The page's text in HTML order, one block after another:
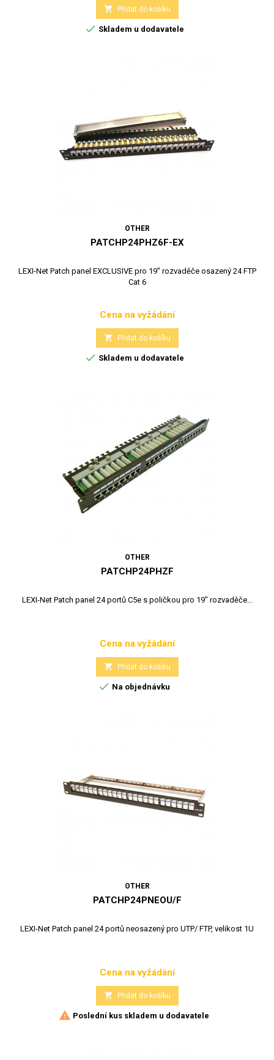
 Přidat do košíku
 Skladem u dodavatele
OTHER
PATCHP24PHZ6F-EX
LEXI-Net Patch panel EXCLUSIVE pro 19" rozvaděče osazený 24 FTP
Cat 6
Cena
Cena na vyžádání
 Přidat do košíku
 Skladem u dodavatele
OTHER
PATCHP24PHZF
LEXI-Net Patch panel 24 portů C5e s poličkou pro 19" rozvaděče...
Cena
Cena na vyžádání
 Přidat do košíku
 Na objednávku
OTHER
PATCHP24PNEOU/F
LEXI-Net Patch panel 24 portů neosazený pro UTP/ FTP, velikost 1U
Cena
Cena na vyžádání
 Přidat do košíku
 Poslední kus skladem u dodavatele